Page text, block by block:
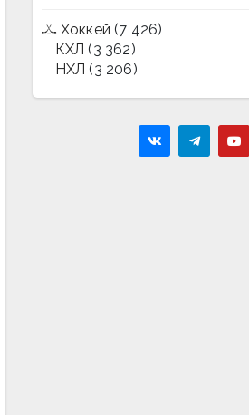
Хоккей (7 426)
КХЛ (3 362)
НХЛ (3 206)